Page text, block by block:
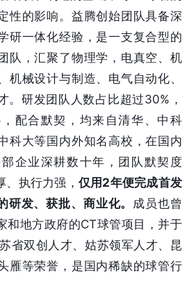
性的影响。益腾创始团队具备深
研一体化经验，是一支复合型的
队，汇聚了物理学，电真空、机
机械设计与制造、电气自动化、
。研发团队人数占比超过30%，
配合默契，均来自清华、中科
科大等国内外知名高校，在国内
企业深耕数十年，团队默契度
执行力强， 仅用2年便完成首发
发、获批、商业化。 成员也曾
和地方政府的CT球管项目，并于
省双创人才、姑苏领军人才、昆
雁等荣誉，是国内稀缺的球管行